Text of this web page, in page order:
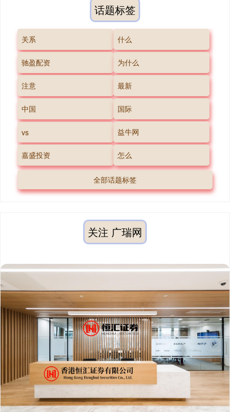
话题标签
关系 什么
驰盈配资 为什么
注意 最新
中国 国际
vs 益牛网
嘉盛投资 怎么
全部话题标签
关注 广瑞网